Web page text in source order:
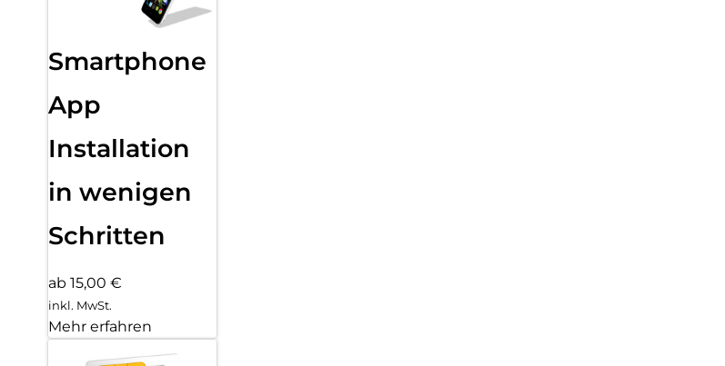
Smartphone
App
Installation
in wenigen
Schritten
ab 15,00 €
inkl. MwSt.
Mehr erfahren